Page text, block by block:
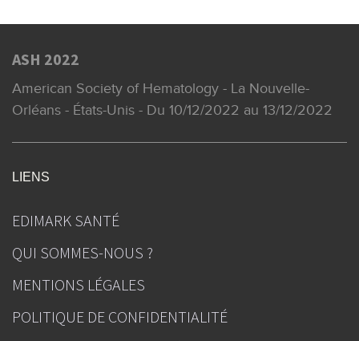
ASH 2022
American Society of Hematology - La Nouvelle-
Orléans - États-Unis - Du 10/12/2022 au 13/12/2022
LIENS
EDIMARK SANTÉ
QUI SOMMES-NOUS ?
MENTIONS LÉGALES
POLITIQUE DE CONFIDENTIALITÉ